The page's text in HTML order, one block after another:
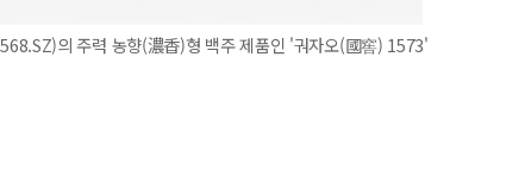
의 주력 농향(濃香)형 백주 제품인 '궈자오(國窖) 1573'